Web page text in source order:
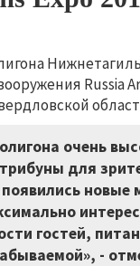
Russia
очень
для
гостей,
-